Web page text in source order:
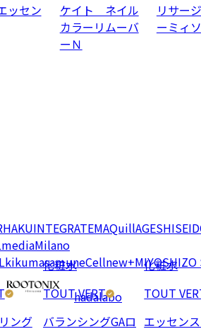
ング
化粧水
TOUT VERT
バランシングGAロ
化粧水
TOUT
エッセン
ッセン
ケイト ネイル
カラーリムーバ
ーＮ
リサー
ーミィ
HAKUINTEGRATEMAQuillAGE
mediaMilano
kikumasamuneCellnew+MIYOSHIZO
hadalabo